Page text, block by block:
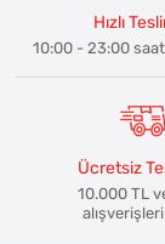
Hızlı
10:00 - 23:00
Ücretsiz
10.000 TL